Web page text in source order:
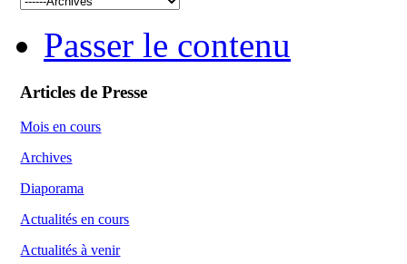
Passer le contenu
Articles de Presse
Mois en cours
Archives
Diaporama
Actualités en cours
Actualités à venir